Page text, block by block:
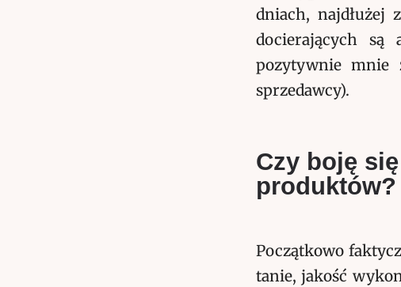
dniach, najdłużej
docierających są
pozytywnie mnie
sprzedawcy).
Czy boję
produktów?
Początkowo
tanie, jakość